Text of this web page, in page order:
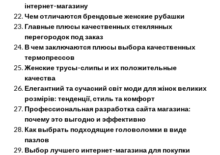
інтернет-магазину
Чем отличаются брендовые женские рубашки
Главные плюсы качественных стеклянных
перегородок под заказ
В чем заключаются плюсы выбора качественных
термопрессов
Женские трусы-слипы и их положительные
качества
Елегантний та сучасний світ моди для жінок великих
розмірів: тенденції, стиль та комфорт
Профессиональная разработка сайта магазина:
почему это выгодно и эффективно
Как выбрать подходящие головоломки в виде
пазлов
Выбор лучшего интернет-магазина для покупки